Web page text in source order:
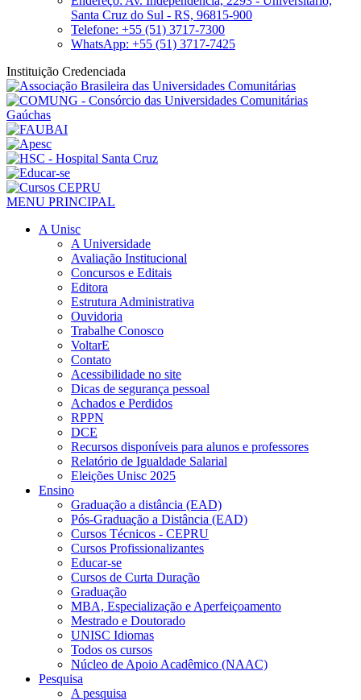
Santa Cruz do Sul - RS, 96815-900
Telefone: +55 (51) 3717-7300
WhatsApp: +55 (51) 3717-7425
Instituição Credenciada
MENU PRINCIPAL
A Unisc
A Universidade
Avaliação Institucional
Concursos e Editais
Editora
Estrutura Administrativa
Ouvidoria
Trabalhe Conosco
VoltarE
Contato
Acessibilidade no site
Dicas de segurança pessoal
Achados e Perdidos
RPPN
DCE
Recursos disponíveis para alunos e professores
Relatório de Igualdade Salarial
Eleições Unisc 2025
Ensino
Graduação a distância (EAD)
Pós-Graduação a Distância (EAD)
Cursos Técnicos - CEPRU
Cursos Profissionalizantes
Educar-se
Cursos de Curta Duração
Graduação
MBA, Especialização e Aperfeiçoamento
Mestrado e Doutorado
UNISC Idiomas
Todos os cursos
Núcleo de Apoio Acadêmico (NAAC)
Pesquisa
A pesquisa